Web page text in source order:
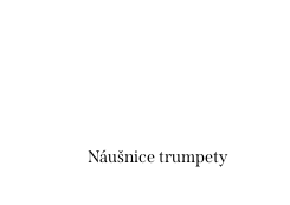
Náušnice trumpety